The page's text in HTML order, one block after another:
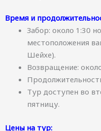
Время и
Забор: около 1:30
местоположения
Шейхе).
Возвращение:
Тур доступен во
пятницу.
Цены на тур: